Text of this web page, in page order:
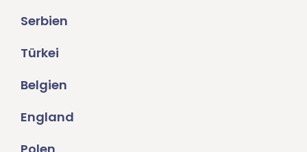
Serbien
Türkei
Belgien
England